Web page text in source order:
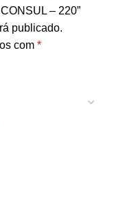
– 220”
publicado.
com *